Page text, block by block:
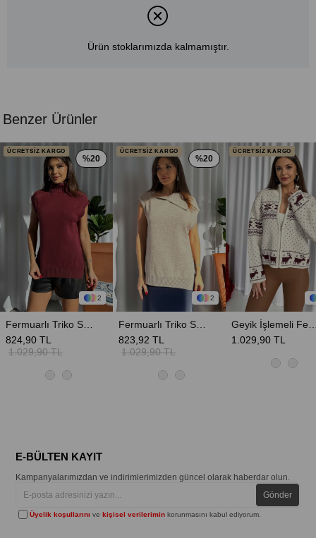
Ürün stoklarımızda kalmamıştır.
Benzer Ürünler
ÜCRETSİZ KARGO
2
824,90 TL
1.029,90 TL
%20
ÜCRETSİZ KARGO
2
823,92 TL
1.029,90 TL
%20
ÜCRETSİZ KARGO
1.029,90 TL
E-BÜLTEN KAYIT
Kampanyalarımızdan ve indirimlerimizden güncel olarak haberdar olun.
Gönder
Üyelik koşullarını vekişisel verilerimin korunmasını kabul ediyorum.